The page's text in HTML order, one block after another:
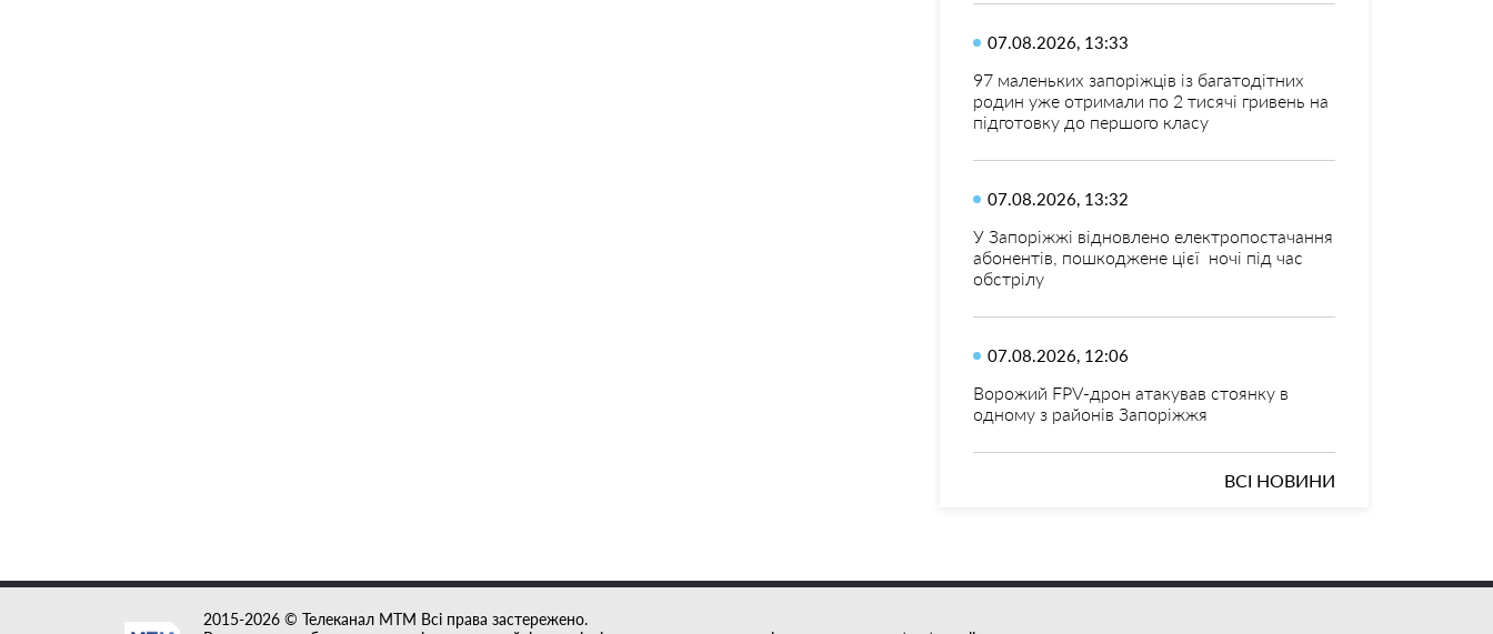
07.08.2026, 13:33
97 маленьких запоріжців із багатодітних
родин уже отримали по 2 тисячі гривень на
підготовку до першого класу
07.08.2026, 13:32
У Запоріжжі відновлено електропостачання
абонентів, пошкоджене цієї ночі під час
обстрілу
07.08.2026, 12:06
Ворожий FPV-дрон атакував стоянку в
одному з районів Запоріжжя
ВСІ НОВИНИ
2015-2026 © Телеканал MTM Всі права застережено.